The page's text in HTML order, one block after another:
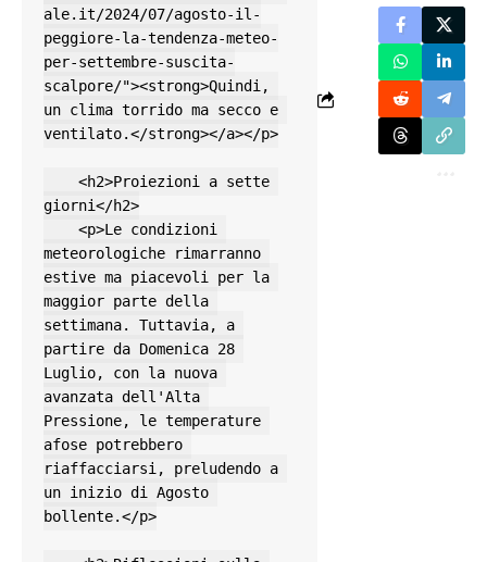
ale.it/2024/07/agosto-il-
peggiore-la-tendenza-meteo-
per-settembre-suscita-
scalpore/"><strong>Quindi,
un clima torrido ma secco e
ventilato.</strong></a></p>
giorni</h2>
meteorologiche rimarranno
estive ma piacevoli per la
maggior parte della
settimana. Tuttavia, a
partire da Domenica 28
Luglio, con la nuova
avanzata dell'Alta
Pressione, le temperature
afose potrebbero
riaffacciarsi, preludendo a
un inizio di Agosto
bollente.</p>